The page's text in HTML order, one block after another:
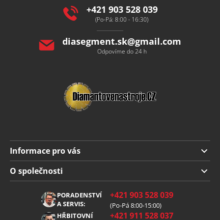
+421 903 528 039
(Po-Pá: 8:00 - 16:30)
diasegment.sk@gmail.com
Odpovíme do 24 h
Informace pro vás
Doprava a platba
Obchodní podmínky
Reklamace
Zpracování osobních údajů
O společnosti
PORADENSTVÍ
A SERVIS:
+421 903 528 039
(Po-Pá 8:00-15:00)
HŘBITOVNÍ
+421 911 528 037